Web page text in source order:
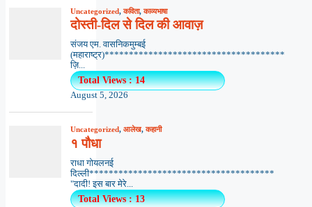
Uncategorized,कविता,काव्यभाषा
दोस्ती-दिल से दिल की आवाज़
संजय एम. वासनिकमुम्बई
(महाराष्ट्र)*************************************
ज़ि...
Total Views : 14
August 5, 2026
Uncategorized, आलेख,कहानी
१ पौधा
राधा गोयलनई
दिल्ली**************************************
"दादी! इस बार मेरे...
Total Views : 13